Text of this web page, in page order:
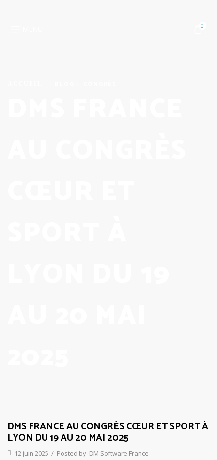
0
Congrès
DMS FRANCE AU CONGRÈS CŒUR ET SPORT À
LYON DU 19 AU 20 MAI 2025
12 juin 2025 / Posted by DM Software France